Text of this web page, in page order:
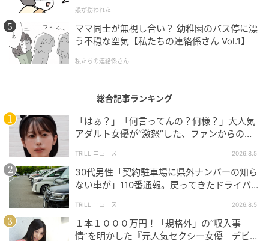
娘が拐われた
ママ同士が無視し合い？ 幼稚園のバス停に漂
う不穏な空気【私たちの連絡係さん Vol.1】
私たちの連絡係さん
総合記事ランキング
「はぁ？」「何言ってんの？何様？」大人気
アダルト女優が“激怒”した、ファンからの
TRILL ニュース 2026.8.5
30代男性「契約駐車場に県外ナンバーの知ら
ない車が」110番通報。戻ってきたドライバー
TRILL ニュース 2026.8.5
１本１０００万円！「規格外」の“収入事
情”を明かした『元人気セクシー女優』デビュ